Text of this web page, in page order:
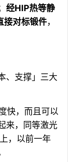
经HIP热等静
接对标锻件，
、支撑」三大
快，而且可以
来，同等激光
，以前一年